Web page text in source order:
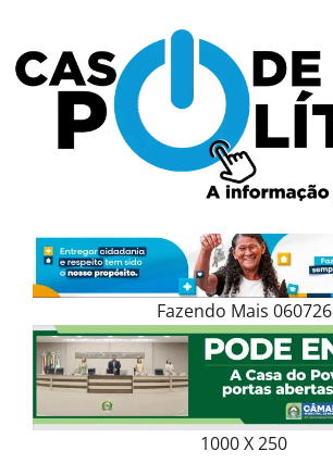
content
Fazendo Mais 060726
1000 X 250